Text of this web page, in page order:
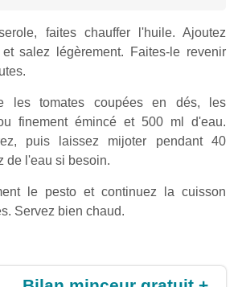
faites chauffer l'huile. Ajoutez
salez légèrement. Faites-le revenir
les tomates coupées en dés, les
finement émincé et 500 ml d'eau.
puis laissez mijoter pendant 40
de l'eau si besoin.
le pesto et continuez la cuisson
Servez bien chaud.